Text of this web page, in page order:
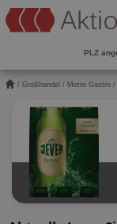
PLZ
/ Großhandel / Metro Gastro /